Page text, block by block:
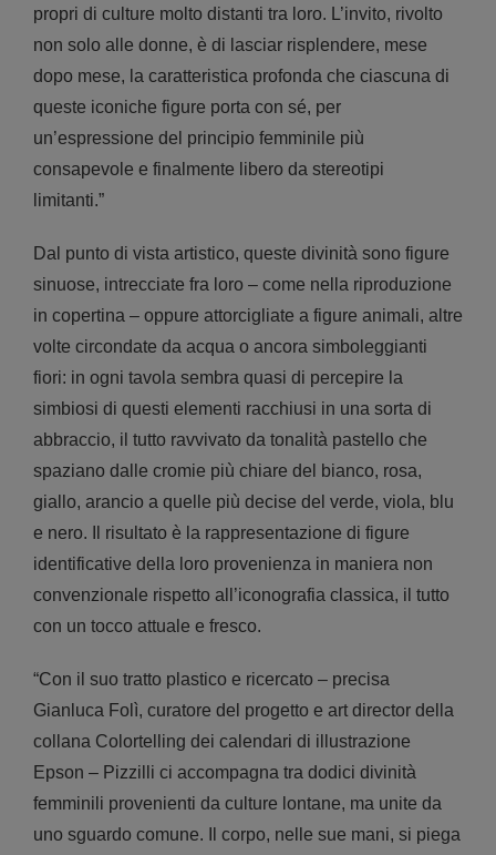
propri di culture molto distanti tra loro. L’invito, rivolto
non solo alle donne, è di lasciar risplendere, mese
dopo mese, la caratteristica profonda che ciascuna di
queste iconiche figure porta con sé, per
un’espressione del principio femminile più
consapevole e finalmente libero da stereotipi
limitanti.”
Dal punto di vista artistico, queste divinità sono figure
sinuose, intrecciate fra loro – come nella riproduzione
in copertina – oppure attorcigliate a figure animali, altre
volte circondate da acqua o ancora simboleggianti
fiori: in ogni tavola sembra quasi di percepire la
simbiosi di questi elementi racchiusi in una sorta di
abbraccio, il tutto ravvivato da tonalità pastello che
spaziano dalle cromie più chiare del bianco, rosa,
giallo, arancio a quelle più decise del verde, viola, blu
e nero. Il risultato è la rappresentazione di figure
identificative della loro provenienza in maniera non
convenzionale rispetto all’iconografia classica, il tutto
con un tocco attuale e fresco.
“Con il suo tratto plastico e ricercato – precisa
Gianluca Folì, curatore del progetto e art director della
collana Colortelling dei calendari di illustrazione
Epson – Pizzilli ci accompagna tra dodici divinità
femminili provenienti da culture lontane, ma unite da
uno sguardo comune. Il corpo, nelle sue mani, si piega